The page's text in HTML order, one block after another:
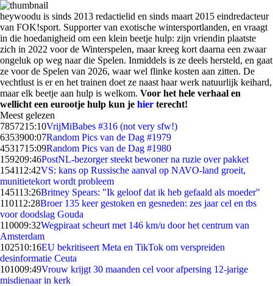
heywoodu is sinds 2013 redactielid en sinds maart 2015 eindredacteur
van FOK!sport. Supporter van exotische wintersportlanden, en vraagt
in die hoedanigheid om een klein beetje hulp: zijn vriendin plaatste
zich in 2022 voor de Winterspelen, maar kreeg kort daarna een zwaar
ongeluk op weg naar die Spelen. Inmiddels is ze deels hersteld, en gaat
ze voor de Spelen van 2026, waar wel flinke kosten aan zitten. De
vechtlust is er en het trainen doet ze naast haar werk natuurlijk keihard,
maar elk beetje aan hulp is welkom. Voor het hele verhaal en
wellicht een eurootje hulp kun je hier terecht!
Meest gelezen
7857215:10VrijMiBabes #316 (not very sfw!)
6353900:07Random Pics van de Dag #1979
4531715:09Random Pics van de Dag #1980
159209:46PostNL-bezorger steekt bewoner na ruzie over pakket
154112:42VS: kans op Russische aanval op NAVO-land groeit,
munitietekort wordt probleem
145113:26Britney Spears: "Ik geloof dat ik heb gefaald als moeder"
110112:28Broer 135 keer gestoken en gesneden: zes jaar cel en tbs
voor doodslag Gouda
110009:32Wegpiraat scheurt met 146 km/u door het centrum van
Amsterdam
102510:16EU bekritiseert Meta en TikTok om verspreiden
desinformatie Ceuta
101009:49Vrouw krijgt 30 maanden cel voor afpersing 12-jarige
misdienaar in kerk